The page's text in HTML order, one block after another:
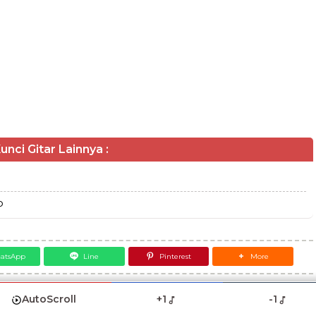
Gitar Lainnya :
Line Pinterest More
AutoScroll +1 -1